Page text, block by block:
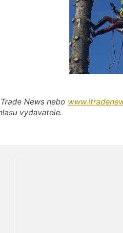
News nebo
vydavatele.